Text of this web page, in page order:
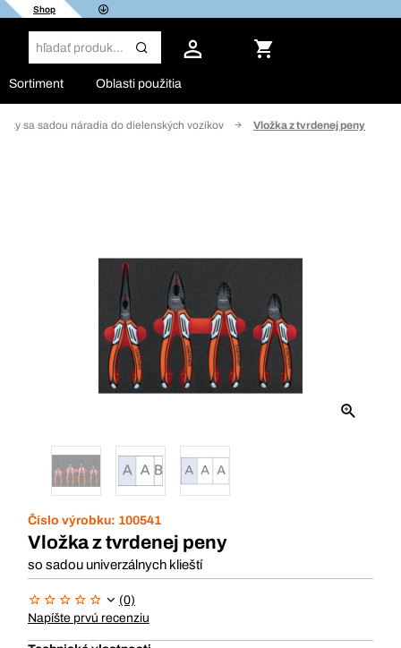
Shop
Sortiment Oblasti použitia
sa sadou náradia do dielenských vozíkov Vložka z tvrdenej peny
Číslo výrobku: 100541
Vložka z tvrdenej peny
so sadou univerzálnych klieští
(0)
Napíšte prvú recenziu